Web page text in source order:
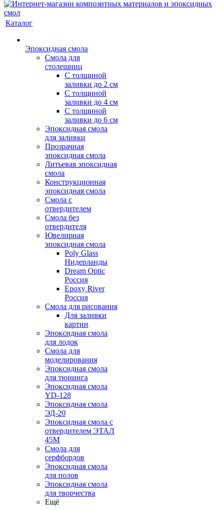
Каталог
Эпоксидная смола
Смола для
столешниц
С толщиной
заливки до 2 см
С толщиной
заливки до 4 см
С толщиной
заливки до 6 см
Эпоксидная смола
для заливки
Прозрачная
эпоксидная смола
Литьевая эпоксидная
смола
Конструкционная
эпоксидная смола
Смола с
отвердителем
Смола без
отвердителя
Ювелирная
эпоксидная смола
Poly Glass
Нидерланды
Dream Optic
Россия
Epoxy River
Россия
Смола для рисования
Для заливки
картин
Эпоксидная смола
для лодок
Смола для
моделирования
Эпоксидная смола
для тюнинга
Эпоксидная смола
YD-128
Эпоксидная смола
ЭД-20
Эпоксидная смола с
отвердителем ЭТАЛ
45М
Смола для
серфбордов
Эпоксидная смола
для полов
Эпоксидная смола
для творчества
Ещё